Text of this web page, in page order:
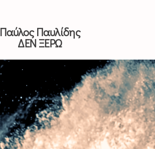
Παύλος Παυλίδης
ΔΕΝ ΞΕΡΩ